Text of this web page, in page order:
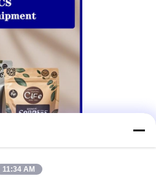
11:34 AM